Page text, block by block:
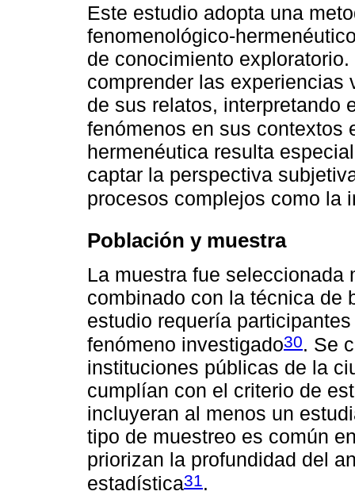
Este estudio adopta una
fenomenológico-
de conocimiento
comprender las
de sus relatos, interpretando
fenómenos en sus contextos
hermenéutica resulta
captar la perspectiva
procesos complejos como la
Población y muestra
La muestra fue seleccionada
combinado con la técnica de
estudio requería
fenómeno investigado30. Se
instituciones públicas de la
cumplían con el criterio de
incluyeran al menos un
tipo de muestreo es común
priorizan la profundidad del
estadística31.